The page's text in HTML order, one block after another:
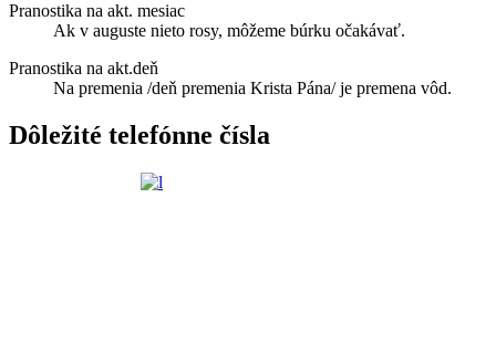
Pranostika na akt. mesiac
Ak v auguste nieto rosy, môžeme búrku očakávať.
Pranostika na akt.deň
Na premenia /deň premenia Krista Pána/ je premena vôd.
Dôležité telefónne čísla